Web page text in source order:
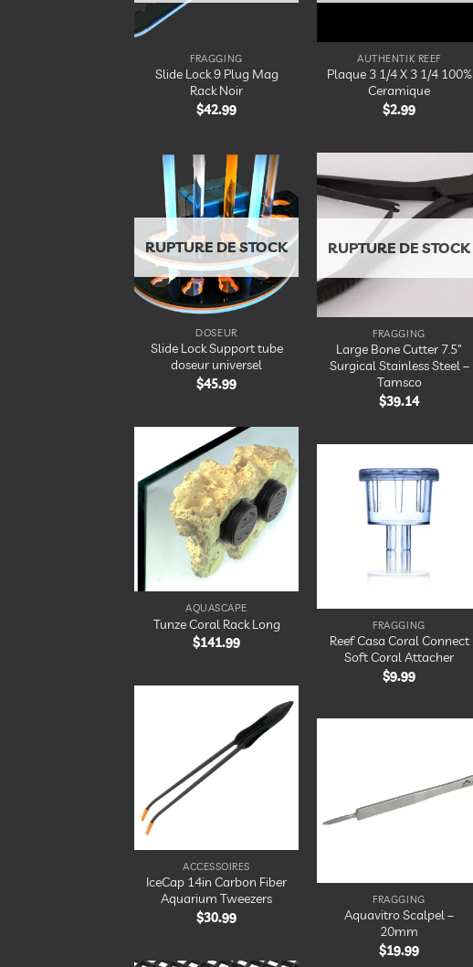
FRAGGING
Slide Lock 9 Plug Mag
Rack Noir
$42.99
AUTHENTIK REEF
Plaque 3 1/4 X 3 1/4 100%
Ceramique
$2.99
Ajouter
à la
liste
d’envies
RUPTURE DE STOCK
DOSEUR
Slide Lock Support tube
doseur universel
$45.99
Ajouter
à la
d’envies
RUPTURE DE STOCK
FRAGGING
Large Bone Cutter 7.5″
Surgical Stainless Steel –
Tamsco
$39.14
Ajouter
à la
liste
d’envies
AQUASCAPE
Tunze Coral Rack Long
$141.99
Ajouter
FRAGGING
Reef Casa Coral Connect
Soft Coral Attacher
$9.99
Ajouter
ACCESSOIRES
IceCap 14in Carbon Fiber
Aquarium Tweezers
$30.99
à la
liste
FRAGGING
Aquavitro Scalpel –
20mm
$19.99